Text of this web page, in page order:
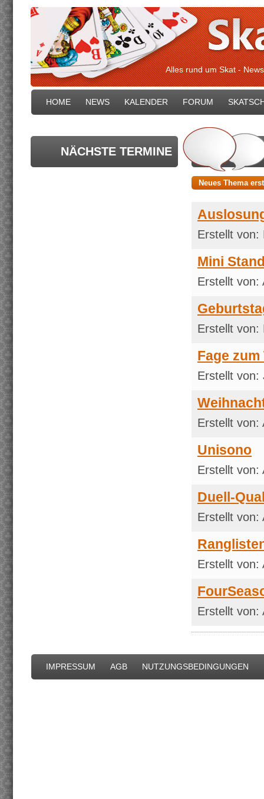
Alles rund um Skat -
HOME NEWS KALENDER FORUM
NÄCHSTE TERMINE
Neues Thema
Erstellt von:
Mini
Erstellt von:
Erstellt von:
Fage
Erstellt von:
Erstellt von:
Unisono
Erstellt von:
Duell-
Erstellt von:
Erstellt von:
Erstellt von:
IMPRESSUM AGB NUTZUNGSBEDINGUNGEN